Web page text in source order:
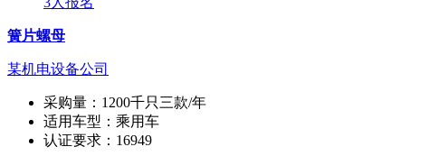
簧片螺母
某机电设备公司
采购量： 1200千只三款/年
适用车型： 乘用车
认证要求： 16949